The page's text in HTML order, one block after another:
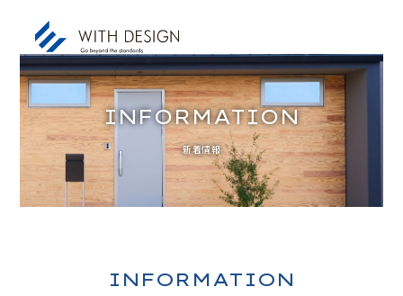
お知らせ / INFORMATION
人生設計 / LIFE PLAN
家づくりのコンセプト / CONCEPT
INFORMATION
新着情報
INFORMATION